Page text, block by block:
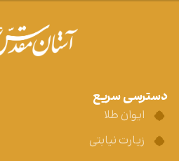
دسترسی سریع
ایوان طلا
زیارت نیابتی